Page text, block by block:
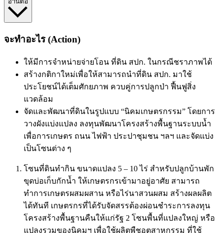
จะทำอะไร (Action)
ให้มีการจำหน่ายจ่ายโอน ที่ดิน สปก. ในกรณีชราภาพได้
สร้างกติกาใหม่เพื่อให้สามารถนำที่ดิน สปก. มาใช้
ประโยชน์ได้เต็มศักยภาพ ควบคู่การปลูกป่า ฟื้นฟูสิ่ง
แวดล้อม
จัดและพัฒนาที่ดินในรูปแบบ “นิคมเกษตรกรรม” โดยการ
วางผังแบ่งแปลง ลงทุนพัฒนาโครงสร้างพื้นฐานระบบน้ำ
เพื่อการเกษตร ถนน ไฟฟ้า ประปาชุมชน ฯลฯ และจัดแบ่ง
เป็นโซนต่าง ๆ
โซนที่ดินทำกิน ขนาดแปลง 5 – 10 ไร่ สำหรับปลูกบ้านพัก
ขุดบ่อเก็บกักน้ำ ให้เกษตรกรเข้ามาอยู่อาศัย สามารถ
ทำการเกษตรผสมผสาน หรือไร่นาสวนผสม สร้างผลผลิต
ได้ทันที เกษตรกรที่ได้รับจัดสรรต้องผ่อนชำระการลงทุน
โครงสร้างพื้นฐานคืนให้แก่รัฐ 2 โซนพื้นที่แปลงใหญ่ หรือ
แปลงรวมของนิคมฯ เพื่อใช้ผลิตพืชอุตสาหกรรม ที่ใช้